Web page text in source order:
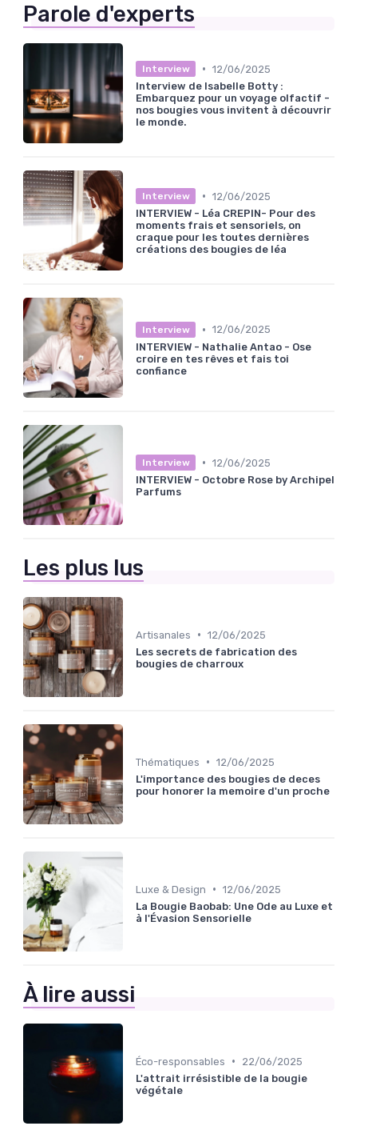
Parole d'experts
Interview • 12/06/2025
Interview de Isabelle Botty :
Embarquez pour un voyage olfactif -
nos bougies vous invitent à découvrir
le monde.
Interview • 12/06/2025
INTERVIEW - Léa CREPIN- Pour des
moments frais et sensoriels, on
craque pour les toutes dernières
créations des bougies de léa
Interview • 12/06/2025
INTERVIEW - Nathalie Antao - Ose
croire en tes rêves et fais toi
confiance
Interview • 12/06/2025
INTERVIEW - Octobre Rose by Archipel
Parfums
Les plus lus
Artisanales • 12/06/2025
Les secrets de fabrication des
bougies de charroux
Thématiques • 12/06/2025
L'importance des bougies de deces
pour honorer la memoire d'un proche
Luxe & Design • 12/06/2025
La Bougie Baobab: Une Ode au Luxe et
à l'Évasion Sensorielle
À lire aussi
Éco-responsables •
22/06/2025
L'attrait irrésistible de la bougie
végétale